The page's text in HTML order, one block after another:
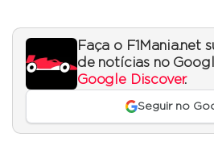
Faça o F1Mania.net
de notícias no
Google Discover.
Seguir no